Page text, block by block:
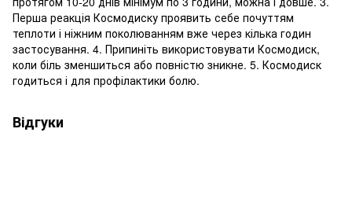
Перша реакція Космодиску проявить себе почуттям
теплоти і ніжним поколюванням вже через кілька годин
застосування. 4. Припиніть використовувати Космодиск,
коли біль зменшиться або повністю зникне. 5. Космодиск
годиться і для профілактики болю.
Відгуки